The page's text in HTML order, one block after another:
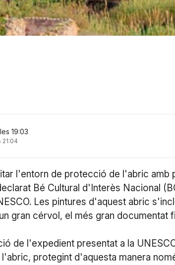
19:03
l'entorn de protecció de l'abric amb
Bé Cultural d'Interès Nacional
Les pintures d'aquest abric
gran cérvol, el més gran documentat
de l'expedient presentat a la
protegint d'aquesta manera